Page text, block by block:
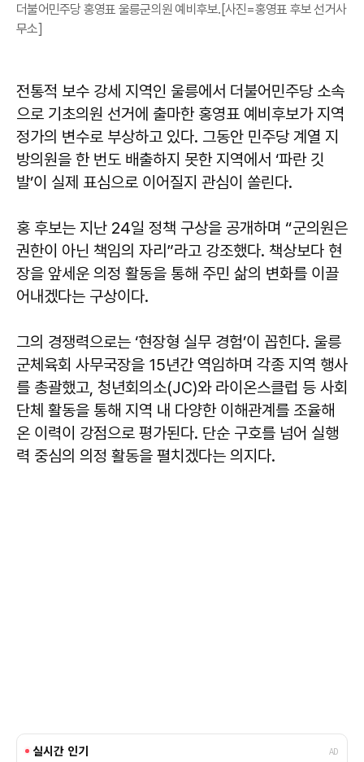
더불어민주당 홍영표 울릉군의원 예비후보.[사진=홍영표 후보 선거사
무소]
전통적 보수 강세 지역인 울릉에서 더불어민주당 소속
으로 기초의원 선거에 출마한 홍영표 예비후보가 지역
정가의 변수로 부상하고 있다. 그동안 민주당 계열 지
방의원을 한 번도 배출하지 못한 지역에서 ‘파란 깃
발’이 실제 표심으로 이어질지 관심이 쏠린다.
홍 후보는 지난 24일 정책 구상을 공개하며 “군의원은
권한이 아닌 책임의 자리”라고 강조했다. 책상보다 현
장을 앞세운 의정 활동을 통해 주민 삶의 변화를 이끌
어내겠다는 구상이다.
그의 경쟁력으로는 ‘현장형 실무 경험’이 꼽힌다. 울릉
군체육회 사무국장을 15년간 역임하며 각종 지역 행사
를 총괄했고, 청년회의소(JC)와 라이온스클럽 등 사회
단체 활동을 통해 지역 내 다양한 이해관계를 조율해
온 이력이 강점으로 평가된다. 단순 구호를 넘어 실행
력 중심의 의정 활동을 펼치겠다는 의지다.